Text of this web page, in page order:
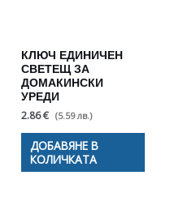
КЛЮЧ ЕДИНИЧЕН
СВЕТЕЩ ЗА
ДОМАКИНСКИ
УРЕДИ
2.86 € (5.59 лв.)
ДОБАВЯНЕ В
КОЛИЧКАТА